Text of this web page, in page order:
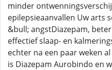
minder
epilepsieaanvallen Uw arts
&bull; angstDiazepam,
effectief slaap- en
echter na een paar weken
is Diazepam Aurobindo en